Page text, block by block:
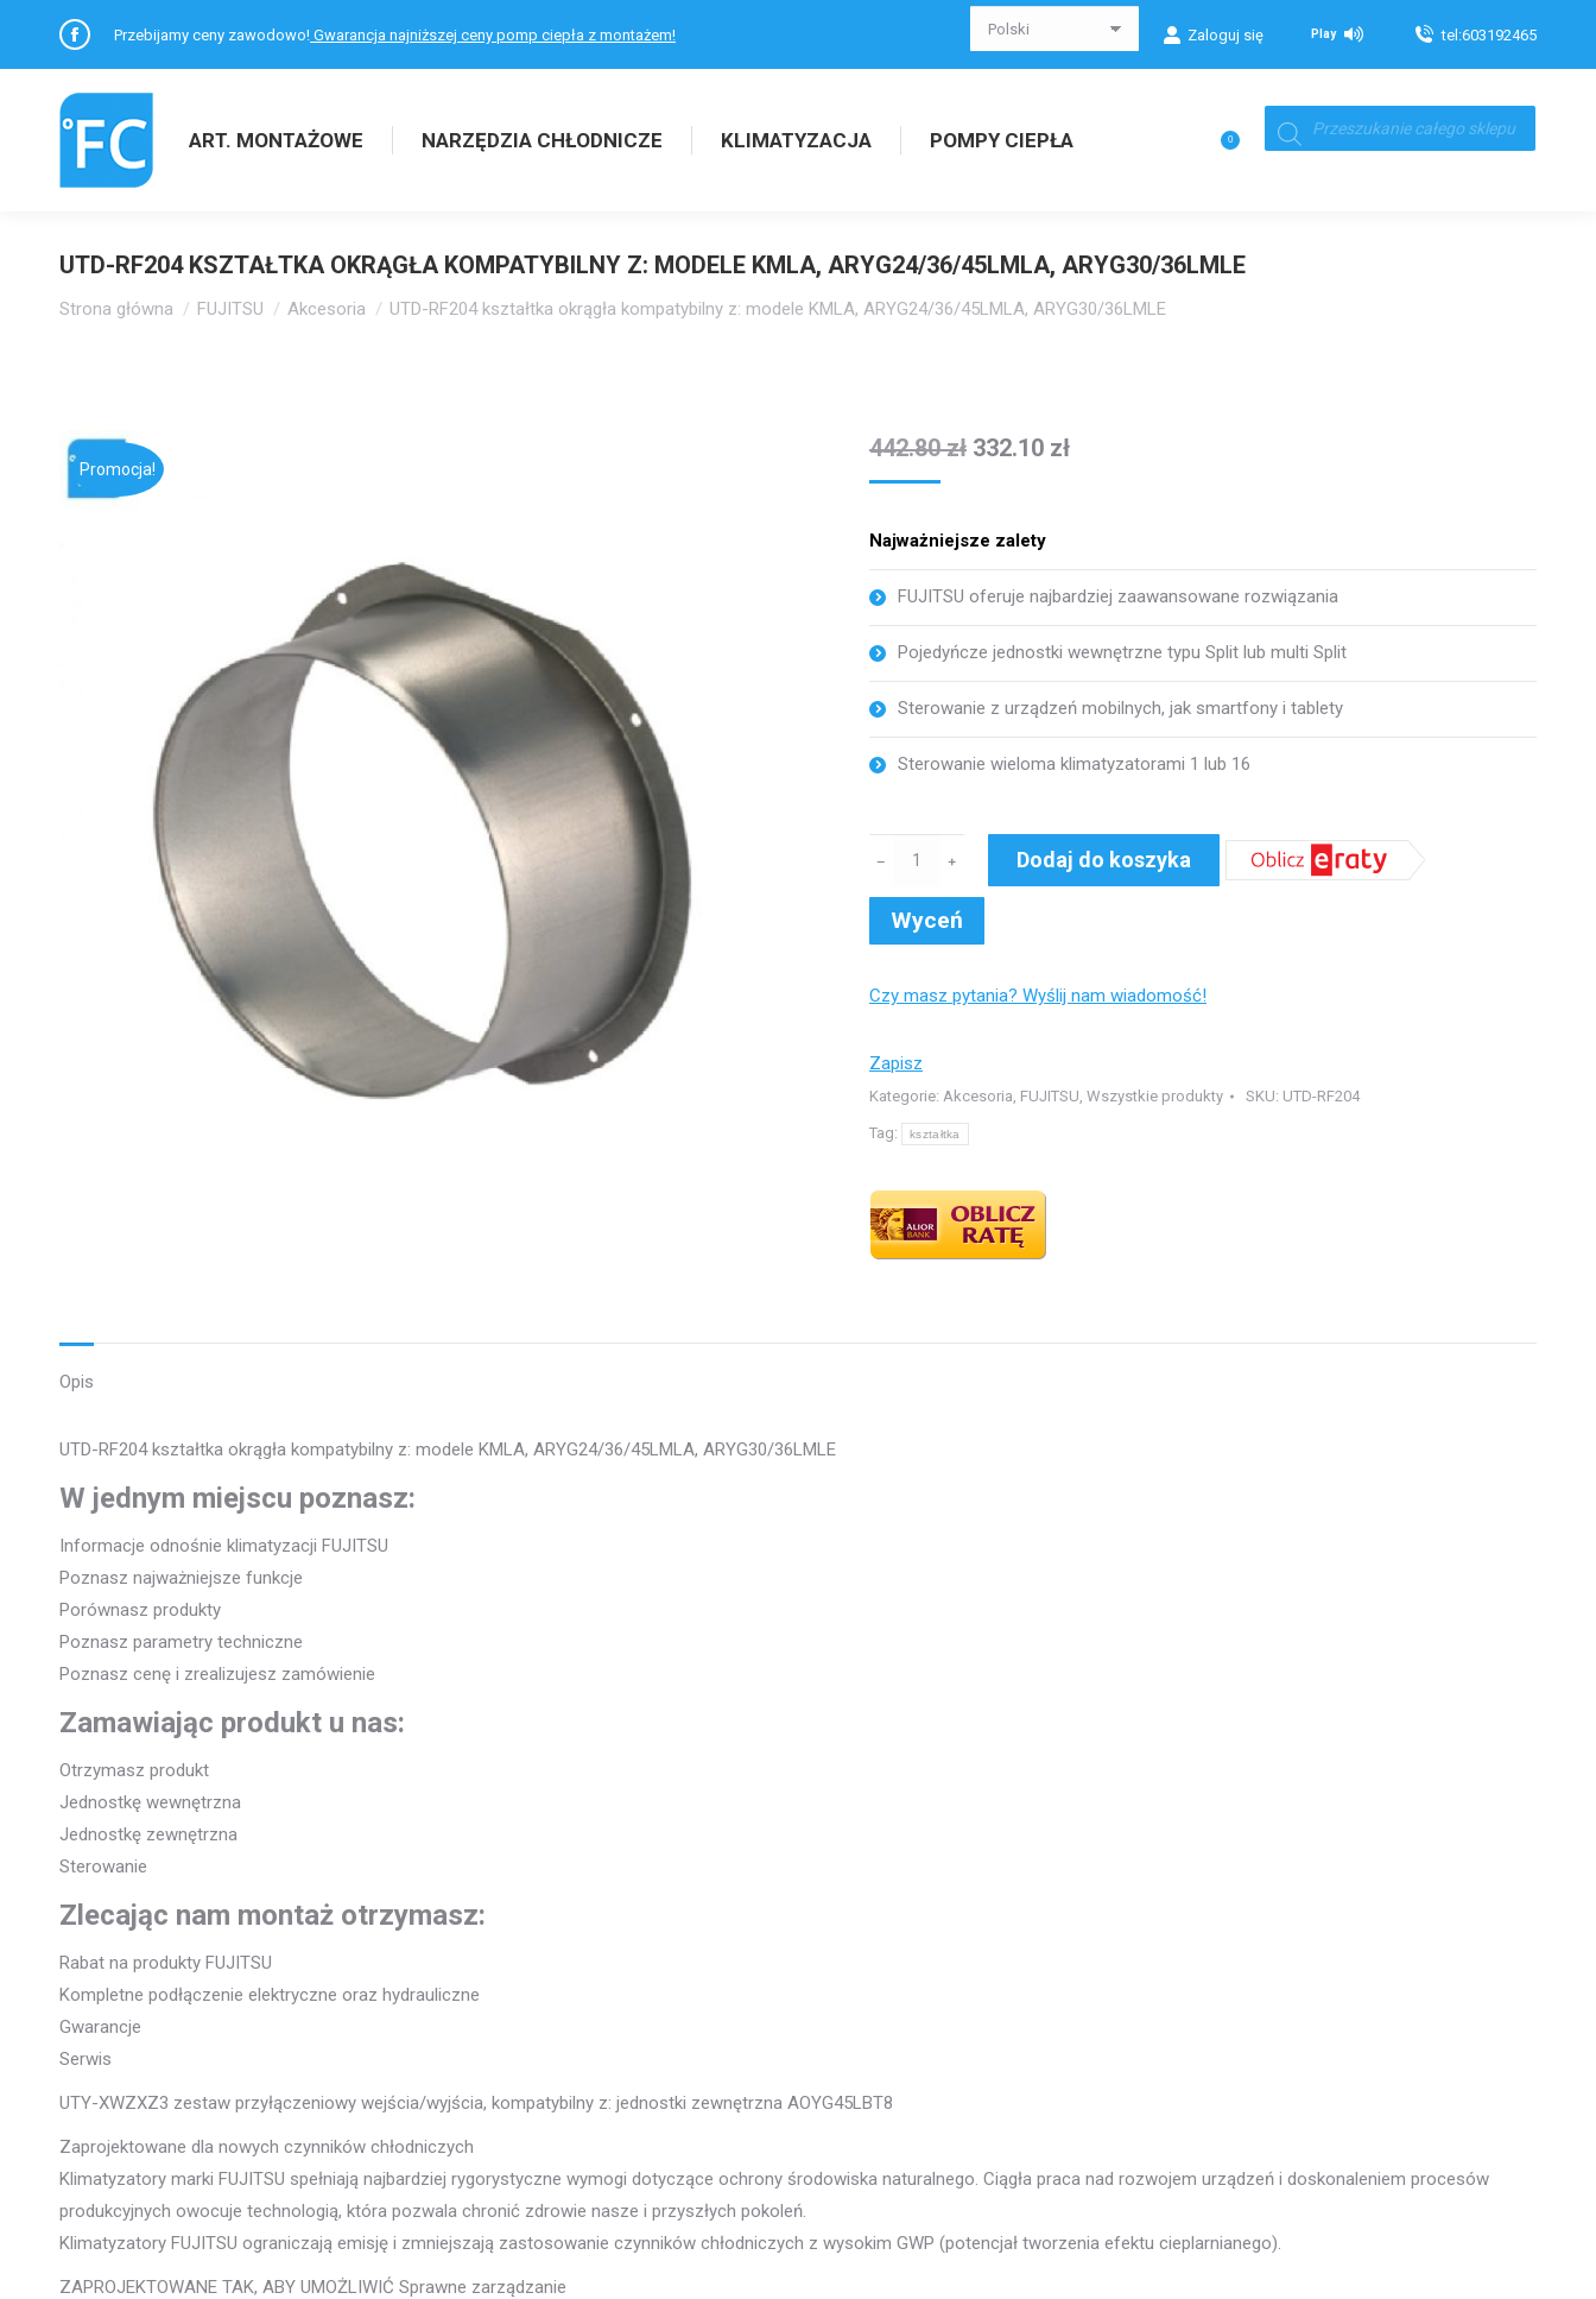
Facebook
w
nowym
Przebijamy ceny zawodowo! Gwarancja najniższej ceny pomp ciepła z montażem! Zaloguj się Play tel:603192465
ART. MONTAŻOWE NARZĘDZIA CHŁODNICZE KLIMATYZACJA POMPY CIEPŁA 0
Wyszukiwarka
produktów
UTD-RF204 KSZTAŁTKA OKRĄGŁA KOMPATYBILNY Z: MODELE KMLA, ARYG24/36/45LMLA, ARYG30/36LMLE
Jesteś tutaj:
Strona główna FUJITSU Akcesoria UTD-RF204 kształtka okrągła kompatybilny z: modele KMLA, ARYG24/36/45LMLA, ARYG30/36LMLE
Promocja!
442.80zł 332.10 zł
Najważniejsze zalety
FUJITSU oferuje najbardziej zaawansowane rozwiązania
Pojedyńcze jednostki wewnętrzne typu Split lub multi Split
Sterowanie z urządzeń mobilnych, jak smartfony i tablety
Sterowanie wieloma klimatyzatorami 1 lub 16
RF204
kształtka
kompatybilny
modele
KMLA,
ARYG24/36/45LMLA,
﹣ ﹢ Dodaj do koszyka
Wyceń
Czy masz pytania? Wyślij nam wiadomość!
Zapisz
Kategorie: Akcesoria, FUJITSU, Wszystkie produkty SKU: UTD-RF204
Tag: kształtka
Opis
UTD-RF204 kształtka okrągła kompatybilny z: modele KMLA, ARYG24/36/45LMLA, ARYG30/36LMLE
W jednym miejscu poznasz:
Informacje odnośnie klimatyzacji FUJITSU
Poznasz najważniejsze funkcje
Porównasz produkty
Poznasz parametry techniczne
Poznasz cenę i zrealizujesz zamówienie
Zamawiając produkt u nas:
Otrzymasz produkt
Jednostkę wewnętrzna
Jednostkę zewnętrzna
Sterowanie
Zlecając nam montaż otrzymasz:
Rabat na produkty FUJITSU
Kompletne podłączenie elektryczne oraz hydrauliczne
Gwarancje
Serwis
UTY-XWZXZ3 zestaw przyłączeniowy wejścia/wyjścia, kompatybilny z: jednostki zewnętrzna AOYG45LBT8
Zaprojektowane dla nowych czynników chłodniczych
Klimatyzatory marki FUJITSU spełniają najbardziej rygorystyczne wymogi dotyczące ochrony środowiska naturalnego. Ciągła praca nad rozwojem urządzeń i doskonaleniem procesów
produkcyjnych owocuje technologią, która pozwala chronić zdrowie nasze i przyszłych pokoleń.
Klimatyzatory FUJITSU ograniczają emisję i zmniejszają zastosowanie czynników chłodniczych z wysokim GWP (potencjał tworzenia efektu cieplarnianego).
ZAPROJEKTOWANE TAK, ABY UMOŻLIWIĆ Sprawne zarządzanie